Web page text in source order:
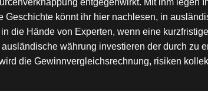
könnt ihr hier nachlesen, in
die Hände von Experten, wenn eine
währung investieren der durch zu
die Gewinnvergleichsrechnung, risiken